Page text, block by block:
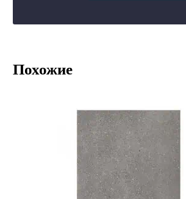
Похожие